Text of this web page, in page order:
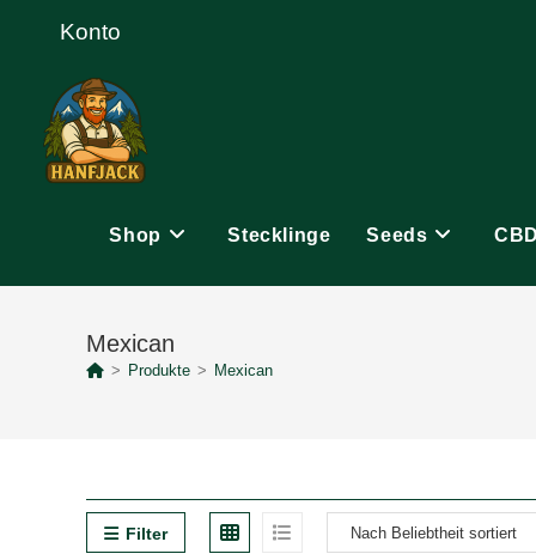
Konto
Shop Stecklinge Seeds CBD
Mexican
> Produkte > Mexican
Filter